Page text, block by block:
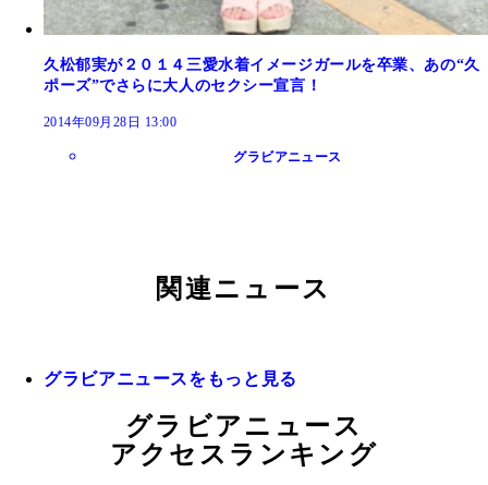
久松郁実が２０１４三愛水着イメージガールを卒業、あの“久
ポーズ”でさらに大人のセクシー宣言！
2014年09月28日 13:00
グラビアニュース
関連ニュース
グラビアニュースをもっと見る
グラビアニュース
アクセスランキング